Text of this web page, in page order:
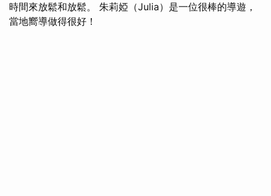
時間來放鬆和放鬆。 朱莉婭（Julia）是一位很棒的導遊，
當地嚮導做得很好！